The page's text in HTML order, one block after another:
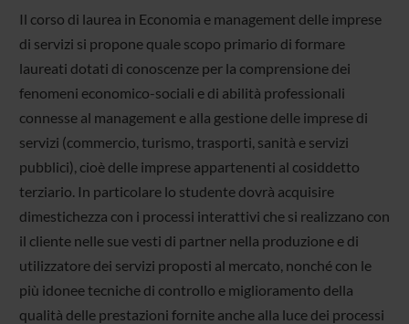
Il corso di laurea in Economia e management delle imprese
di servizi si propone quale scopo primario di formare
laureati dotati di conoscenze per la comprensione dei
fenomeni economico-sociali e di abilità professionali
connesse al management e alla gestione delle imprese di
servizi (commercio, turismo, trasporti, sanità e servizi
pubblici), cioè delle imprese appartenenti al cosiddetto
terziario. In particolare lo studente dovrà acquisire
dimestichezza con i processi interattivi che si realizzano con
il cliente nelle sue vesti di partner nella produzione e di
utilizzatore dei servizi proposti al mercato, nonché con le
più idonee tecniche di controllo e miglioramento della
qualità delle prestazioni fornite anche alla luce dei processi